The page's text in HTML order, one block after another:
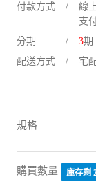
付款方式
線
支
分期
3期
配送方式
宅
規格
購買數量 庫存剩